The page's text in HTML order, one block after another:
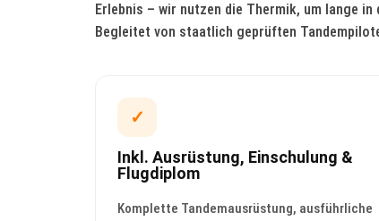
Erlebnis – wir nutzen die Thermik, um lange
Begleitet von staatlich geprüften
✓
Inkl. Ausrüstung, Einschulung &
Flugdiplom
Komplette Tandemausrüstung, ausführliche